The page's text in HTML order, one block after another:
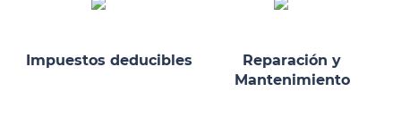
Impuestos deducibles
Reparación y
Mantenimiento